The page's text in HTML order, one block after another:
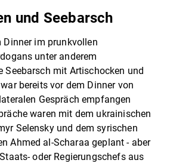
und Seebarsch
Dinner im prunkvollen
unter anderem
Seebarsch mit Artischocken und
bereits vor dem Dinner von
Gespräch empfangen
waren mit dem ukrainischen
Selensky und dem syrischen
Ahmed al-Scharaa geplant - aber
oder Regierungschefs aus